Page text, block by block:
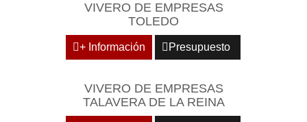
VIVERO DE EMPRESAS
TOLEDO
+ Información Presupuesto
VIVERO DE EMPRESAS
TALAVERA DE LA REINA